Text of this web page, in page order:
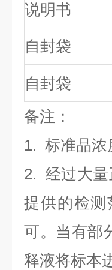
说明书
自封袋
自封袋
备注 ：
1. 标准品浓
2. 经过大量
提供的检测
可。当有部
释液将标本